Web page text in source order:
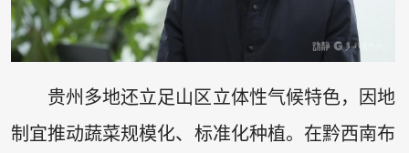
贵州多地还立足山区立体性气候特色，因地
制宜推动蔬菜规模化、标准化种植。在黔西南布